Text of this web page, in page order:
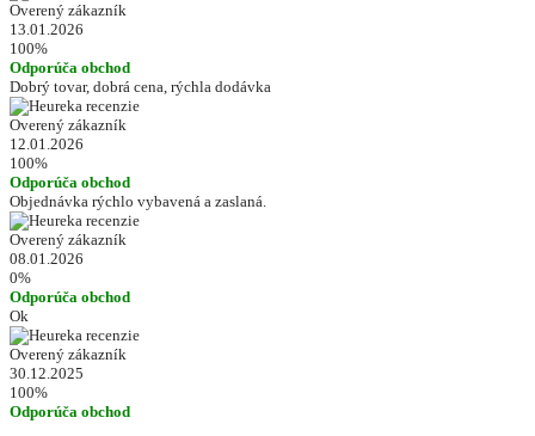
Overený zákazník
13.01.2026
100%
Odporúča obchod
Dobrý tovar, dobrá cena, rýchla dodávka
Overený zákazník
12.01.2026
100%
Odporúča obchod
Objednávka rýchlo vybavená a zaslaná.
Overený zákazník
08.01.2026
0%
Odporúča obchod
Ok
Overený zákazník
30.12.2025
100%
Odporúča obchod